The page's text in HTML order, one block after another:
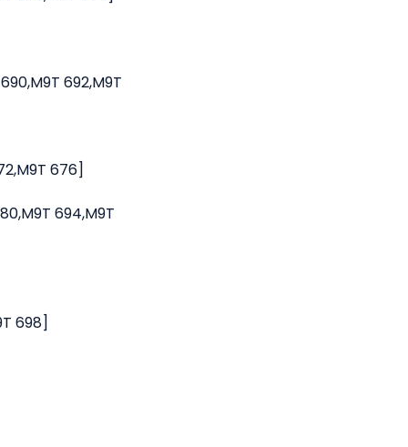
692,M9T
676]
694,M9T
698]